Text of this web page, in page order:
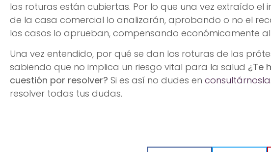
las roturas están cubiertas. Por lo que una vez extraído el
de la casa comercial lo analizarán, aprobando o no el
los casos lo aprueban, compensando económicamente
Una vez entendido, por qué se dan los roturas de las
sabiendo que no implica un riesgo vital para la salud ¿Te
cuestión por resolver? Si es así no dudes en consultárnosla
resolver todas tus dudas.